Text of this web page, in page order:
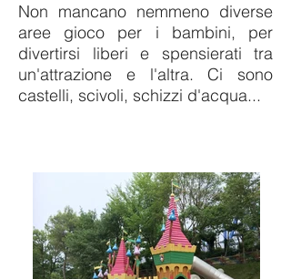
Non mancano nemmeno diverse
aree gioco per i bambini, per
divertirsi liberi e spensierati tra
un'attrazione e l'altra. Ci sono
castelli, scivoli, schizzi d'acqua...